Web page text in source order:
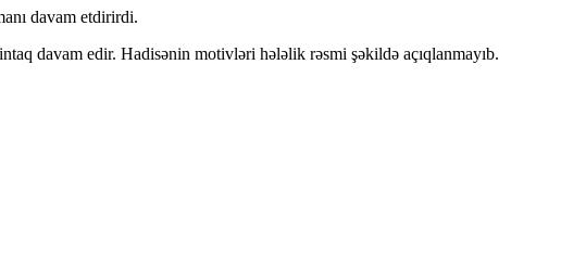
davam etdirirdi.
davam edir. Hadisənin motivləri hələlik rəsmi şəkildə açıqlanmayıb.